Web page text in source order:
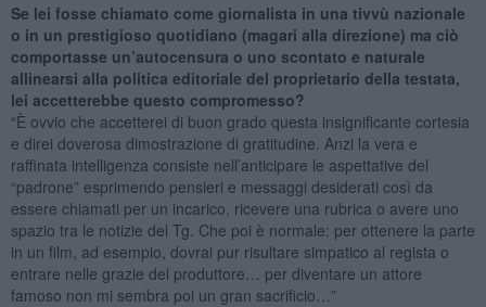
Se lei fosse chiamato come giornalista in una tivvù nazionale
o in un prestigioso quotidiano (magari alla direzione) ma ciò
comportasse un’autocensura o uno scontato e naturale
allinearsi alla politica editoriale del proprietario della testata,
lei accetterebbe questo compromesso?
“È ovvio che accetterei di buon grado questa insignificante cortesia
e direi doverosa dimostrazione di gratitudine. Anzi la vera e
raffinata intelligenza consiste nell’anticipare le aspettative del
“padrone” esprimendo pensieri e messaggi desiderati così da
essere chiamati per un incarico, ricevere una rubrica o avere uno
spazio tra le notizie del Tg. Che poi è normale: per ottenere la parte
in un film, ad esempio, dovrai pur risultare simpatico al regista o
entrare nelle grazie del produttore… per diventare un attore
famoso non mi sembra poi un gran sacrificio…”